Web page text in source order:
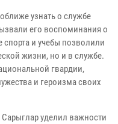
узнать о службе
его воспоминания о
и учебы позволили
жизни, но и в службе.
гвардии,
и героизма своих
уделил важности